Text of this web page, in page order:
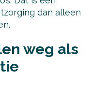
dan alleen
weg als